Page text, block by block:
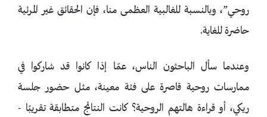
روحي”، وبالنسبة للغالبية العظمى منا، فإن الحقائق غير المرئية
حاضرة للغاية.
وعندما سأل الباحثون الناس، عمّا إذا كانوا قد شاركوا في
ممارسات روحية قاصرة على فئة معينة، مثل حضور جلسة
ريكي، أو قراءة هالتهم الروحية؟ كانت النتائج متطابقة تقريبًا -